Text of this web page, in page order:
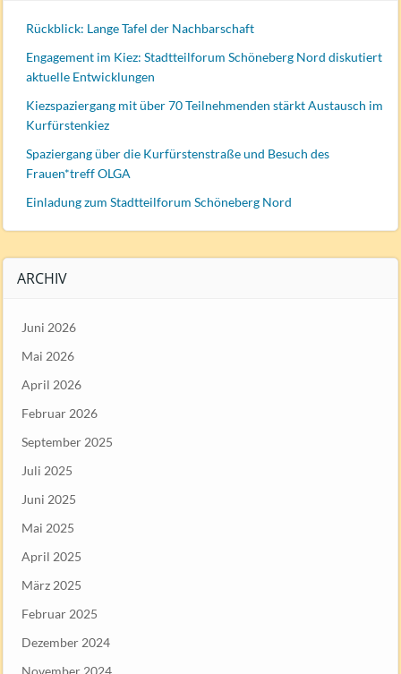
Rückblick: Lange Tafel der Nachbarschaft
Engagement im Kiez: Stadtteilforum Schöneberg Nord diskutiert
aktuelle Entwicklungen
Kiezspaziergang mit über 70 Teilnehmenden stärkt Austausch im
Kurfürstenkiez
Spaziergang über die Kurfürstenstraße und Besuch des
Frauen*treff OLGA
Einladung zum Stadtteilforum Schöneberg Nord
ARCHIV
Juni 2026
Mai 2026
April 2026
Februar 2026
September 2025
Juli 2025
Juni 2025
Mai 2025
April 2025
März 2025
Februar 2025
Dezember 2024